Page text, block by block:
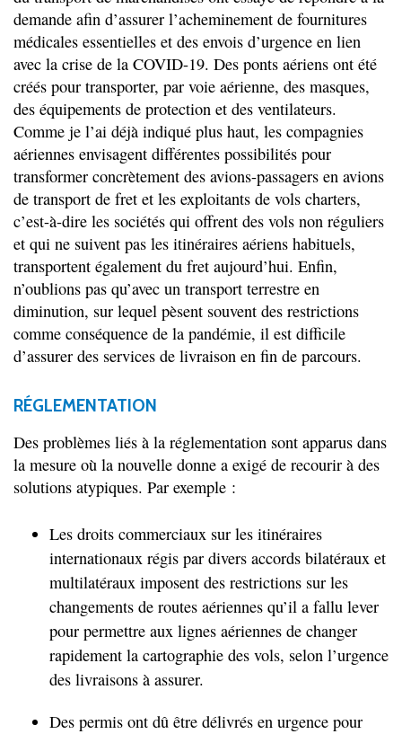
demande afin d’assurer l’acheminement de fournitures
médicales essentielles et des envois d’urgence en lien
avec la crise de la COVID-19. Des ponts aériens ont été
créés pour transporter, par voie aérienne, des masques,
des équipements de protection et des ventilateurs.
Comme je l’ai déjà indiqué plus haut, les compagnies
aériennes envisagent différentes possibilités pour
transformer concrètement des avions-passagers en avions
de transport de fret et les exploitants de vols charters,
c’est-à-dire les sociétés qui offrent des vols non réguliers
et qui ne suivent pas les itinéraires aériens habituels,
transportent également du fret aujourd’hui. Enfin,
n’oublions pas qu’avec un transport terrestre en
diminution, sur lequel pèsent souvent des restrictions
comme conséquence de la pandémie, il est difficile
d’assurer des services de livraison en fin de parcours.
RÉGLEMENTATION
Des problèmes liés à la réglementation sont apparus dans
la mesure où la nouvelle donne a exigé de recourir à des
solutions atypiques. Par exemple :
Les droits commerciaux sur les itinéraires
internationaux régis par divers accords bilatéraux et
multilatéraux imposent des restrictions sur les
changements de routes aériennes qu’il a fallu lever
pour permettre aux lignes aériennes de changer
rapidement la cartographie des vols, selon l’urgence
des livraisons à assurer.
Des permis ont dû être délivrés en urgence pour